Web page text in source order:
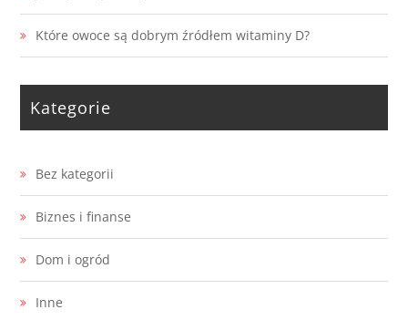
Które owoce są dobrym źródłem witaminy D?
Kategorie
Bez kategorii
Biznes i finanse
Dom i ogród
Inne